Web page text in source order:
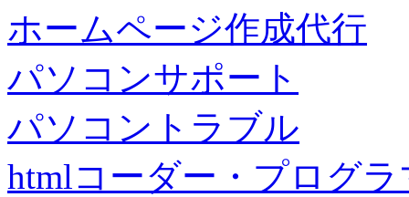
ホームページ作成代行
パソコンサポート
パソコントラブル
htmlコーダー・プログラ